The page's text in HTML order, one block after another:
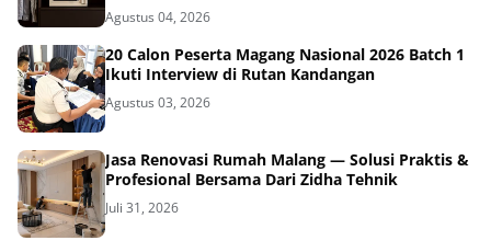
Agustus 04, 2026
20 Calon Peserta Magang Nasional 2026 Batch 1
Ikuti Interview di Rutan Kandangan
Agustus 03, 2026
Jasa Renovasi Rumah Malang — Solusi Praktis &
Profesional Bersama Dari Zidha Tehnik
Juli 31, 2026